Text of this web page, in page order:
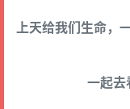
上天给我们生命，
一起